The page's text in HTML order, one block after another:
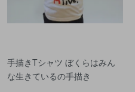
手描きTシャツ ぼくらはみん
な生きているの手描き